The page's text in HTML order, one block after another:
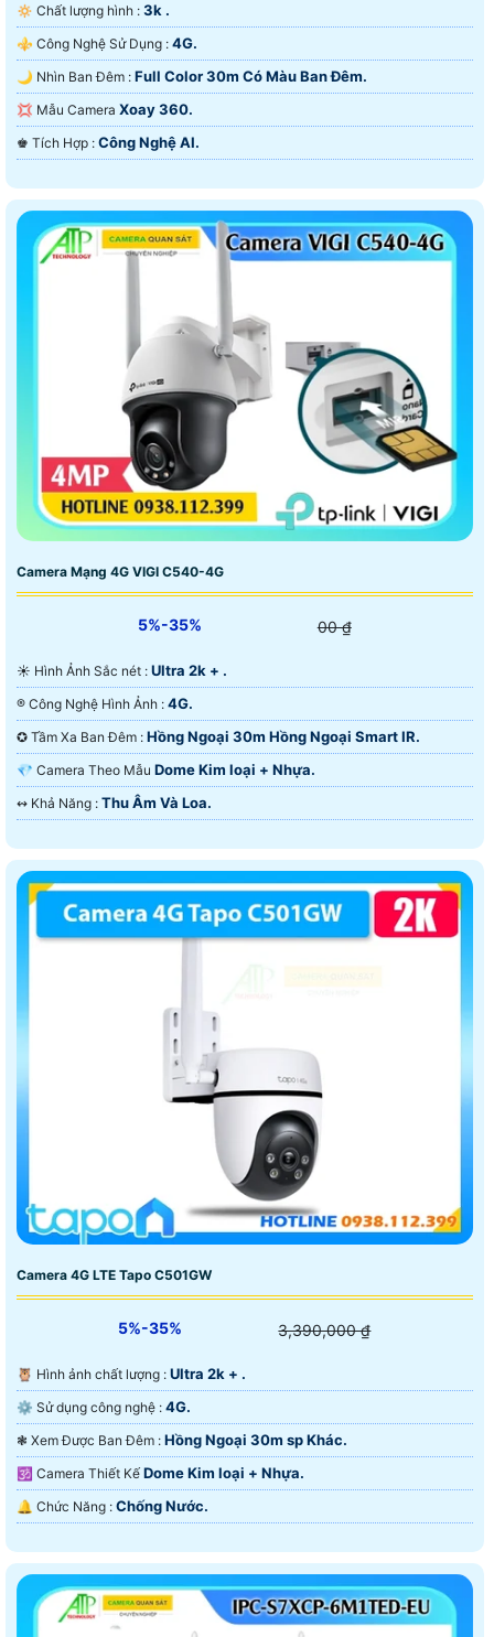
🔅 Chất lượng hình : 3k .
⚜️ Công Nghệ Sử Dụng : 4G.
🌙 Nhìn Ban Đêm : Full Color 30m Có Màu Ban Ðêm.
💢 Mẫu Camera Xoay 360.
️♚ Tích Hợp : Công Nghệ AI.
Camera Mạng 4G VIGI C540-4G
5%-35% 00 ₫
☀️ Hình Ảnh Sắc nét : Ultra 2k + .
®️ Công Nghệ Hình Ảnh : 4G.
✪ Tầm Xa Ban Đêm : Hồng Ngoại 30m Hồng Ngoại Smart IR.
💎 Camera Theo Mẫu Dome Kim loại + Nhựa.
️↭ Khả Năng : Thu Âm Và Loa.
Camera 4G LTE Tapo C501GW
5%-35% 3,390,000 ₫
🦉 Hình ảnh chất lượng : Ultra 2k + .
⚙ Sử dụng công nghệ : 4G.
❃ Xem Được Ban Đêm : Hồng Ngoại 30m sp Khác.
🕉️ Camera Thiết Kế Dome Kim loại + Nhựa.
️🔔 Chức Năng : Chống Nước.